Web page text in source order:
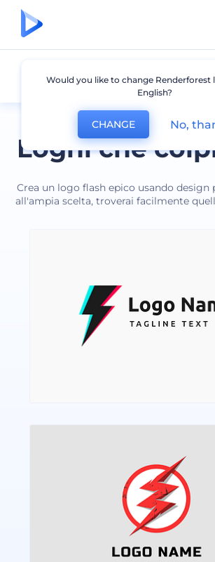
Loghi che
Crea un logo flash epico usando design
all'ampia scelta, troverai facilmente
Flash
Would you like to change Renderforest
English?
CHANGE No,